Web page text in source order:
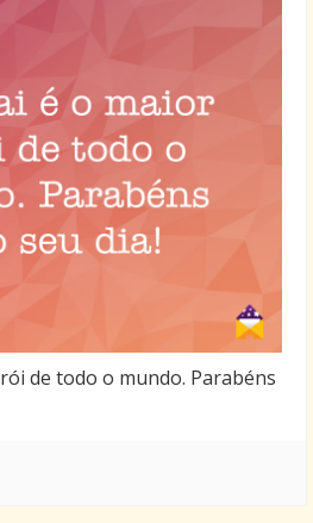
de todo o mundo. Parabéns